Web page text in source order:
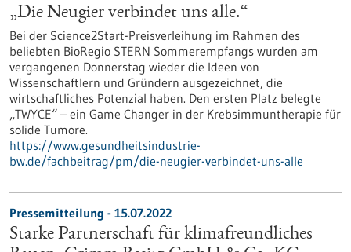
„Die Neugier verbindet uns alle.“
Bei der Science2Start-Preisverleihung im Rahmen des
beliebten BioRegio STERN Sommerempfangs wurden am
vergangenen Donnerstag wieder die Ideen von
Wissenschaftlern und Gründern ausgezeichnet, die
wirtschaftliches Potenzial haben. Den ersten Platz belegte
„TWYCE“ – ein Game Changer in der Krebsimmuntherapie für
solide Tumore.
https://www.gesundheitsindustrie-
bw.de/fachbeitrag/pm/die-neugier-verbindet-uns-alle
Pressemitteilung - 15.07.2022
Starke Partnerschaft für klimafreundliches